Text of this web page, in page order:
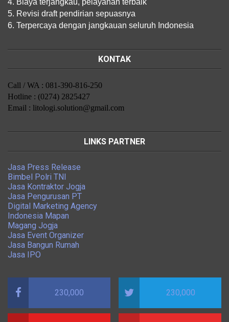
4. Biaya terjangkau, pelayanan terbaik
5. Revisi draft pendirian sepuasnya
6. Terpercaya dengan jangkauan seluruh Indonesia
KONTAK
Call / WA : 081-390-816-250
Hotline : (0274) 2825427
Email : litologi.solution@gmail.com
LINKS PARTNER
Jasa Press Release
Bimbel Polri TNI
Jasa Kontraktor Jogja
Jasa Pengurusan PT
Digital Marketing Agency
Indonesia Mapan
Magang Jogja
Jasa Event Organizer
Jasa Bangun Rumah
Jasa IPO
230,000 230,000